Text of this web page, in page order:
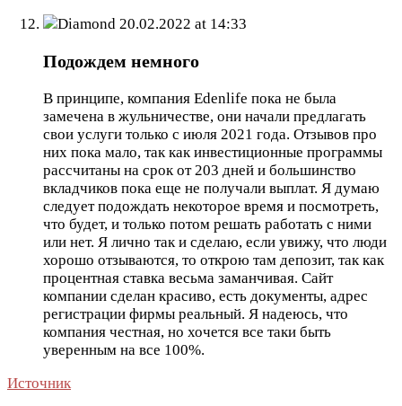
Diamond 20.02.2022 at 14:33
Подождем немного
В принципе, компания Edenlife пока не была
замечена в жульничестве, они начали предлагать
свои услуги только с июля 2021 года. Отзывов про
них пока мало, так как инвестиционные программы
рассчитаны на срок от 203 дней и большинство
вкладчиков пока еще не получали выплат. Я думаю
следует подождать некоторое время и посмотреть,
что будет, и только потом решать работать с ними
или нет. Я лично так и сделаю, если увижу, что люди
хорошо отзываются, то открою там депозит, так как
процентная ставка весьма заманчивая. Сайт
компании сделан красиво, есть документы, адрес
регистрации фирмы реальный. Я надеюсь, что
компания честная, но хочется все таки быть
уверенным на все 100%.
Источник